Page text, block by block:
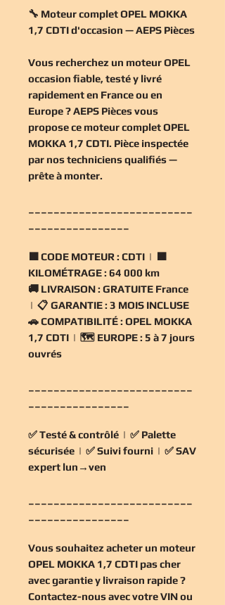
🔧 Moteur complet OPEL MOKKA
1,7 CDTI d'occasion — AEPS Pièces
Vous recherchez un moteur OPEL
occasion fiable, testé y livré
rapidement en France ou en
Europe ? AEPS Pièces vous
propose ce moteur complet OPEL
MOKKA 1,7 CDTI. Pièce inspectée
par nos techniciens qualifiés —
prête à monter.
🟧CODE MOTEUR : CDTI | 🟧
KILOMÉTRAGE : 64 000 km
🚚 LIVRAISON : GRATUITE France
| 📋 GARANTIE : 3 MOIS INCLUSE
🚗COMPATIBILITÉ : OPEL MOKKA
1,7 CDTI | 🗺️ EUROPE : 5 à 7 jours
ouvrés
✅Testé & contrôlé | ✅ Palette
sécurisée | ✅Suivi fourni | ✅SAV
expert lun→ven
Vous souhaitez acheter un moteur
OPEL MOKKA 1,7 CDTI pas cher
avec garantie y livraison rapide ?
Contactez-nous avec votre VIN ou